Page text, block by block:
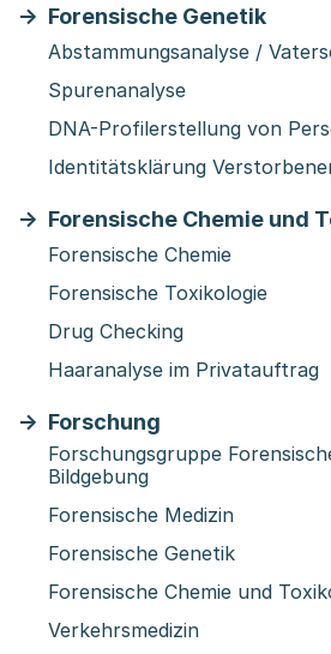
Forensische Genetik
Abstammungsanalyse /
Spurenanalyse
DNA-Profilerstellung von
Identitätsklärung
Forensische Chemie und
Forensische Chemie
Forensische Toxikologie
Drug Checking
Haaranalyse im Privatauftrag
Forschung
Forschungsgruppe
Bildgebung
Forensische Medizin
Forensische Genetik
Forensische Chemie und
Verkehrsmedizin